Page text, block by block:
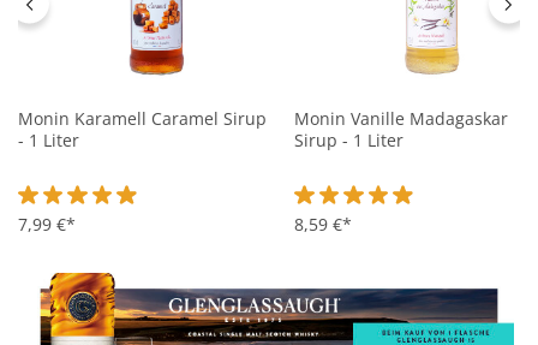
Monin Karamell Caramel Sirup
- 1 Liter
Durchschnittliche Bewertung von 4.9 von 5 Sternen
7,99 €*
Monin Vanille Madagaskar
Sirup - 1 Liter
Durchschnittliche
8,59 €*